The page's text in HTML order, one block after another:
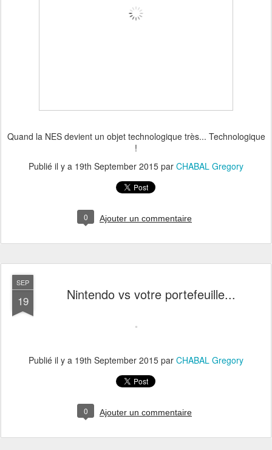
Quand la NES devient un objet technologique très... Technologique
!
Publié il y a 19th September 2015 par CHABAL Gregory
0 Ajouter un commentaire
SEP
19 Nintendo vs votre portefeuille...
Publié il y a 19th September 2015 par CHABAL Gregory
0 Ajouter un commentaire